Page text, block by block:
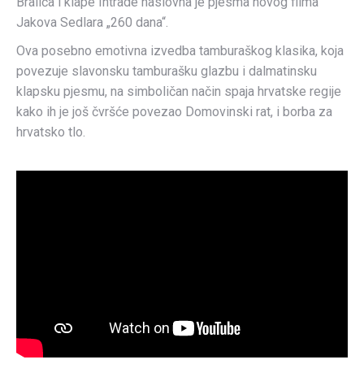
Jakova Sedlara „260 dana“.
Ova posebno emotivna izvedba tamburaškog klasika, koja
povezuje slavonsku tamburašku glazbu i dalmatinsku
klapsku pjesmu, na simboličan način spaja hrvatske regije
kako ih je još čvršće povezao Domovinski rat, i borba za
hrvatsko tlo.